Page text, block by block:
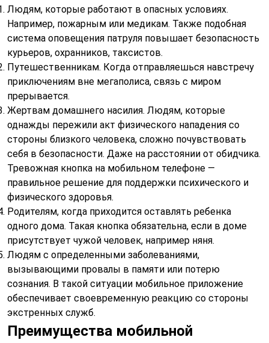
Людям, которые работают в опасных условиях.
Например, пожарным или медикам. Также подобная
система оповещения патруля повышает безопасность
курьеров, охранников, таксистов.
Путешественникам. Когда отправляешься навстречу
приключениям вне мегаполиса, связь с миром
прерывается.
Жертвам домашнего насилия. Людям, которые
однажды пережили акт физического нападения со
стороны близкого человека, сложно почувствовать
себя в безопасности. Даже на расстоянии от обидчика.
Тревожная кнопка на мобильном телефоне —
правильное решение для поддержки психического и
физического здоровья.
Родителям, когда приходится оставлять ребенка
одного дома. Такая кнопка обязательна, если в доме
присутствует чужой человек, например няня.
Людям с определенными заболеваниями,
вызывающими провалы в памяти или потерю
сознания. В такой ситуации мобильное приложение
обеспечивает своевременную реакцию со стороны
экстренных служб.
Преимущества мобильной